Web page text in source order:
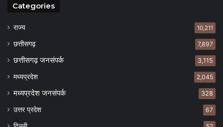
Categories
राज्य 10,211
छत्तीसगढ़ 7,897
छत्तीसगढ़ जनसंपर्क 3,115
मध्यप्रदेश 2,045
मध्यप्रदेश जनसंपर्क 328
उत्तर प्रदेश 67